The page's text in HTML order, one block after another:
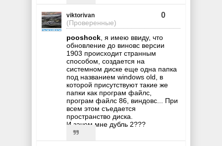
viktorivan
(Проверенные)
0
pooshock, я имею ввиду, что
обновление до виновс версии
1903 происходит странным
способом, создается на
системном диске еще одна папка
под названием windows old, в
которой присутствуют такие же
папки как програм файлс,
програм файлс 86, виндовс... При
всем этом съедается
пространство диска.
И зачем мне дубль 2???